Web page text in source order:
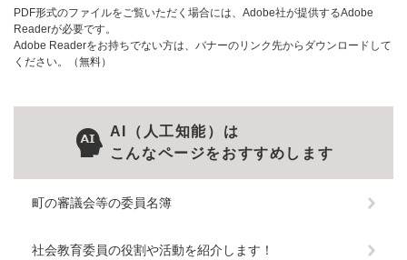
PDF形式のファイルをご覧いただく場合には、Adobe社が提供するAdobe
Readerが必要です。
Adobe Readerをお持ちでない方は、バナーのリンク先からダウンロードして
ください。（無料）
AI（人工知能）は
こんなページをおすすめします
町の審議会等の委員名簿
社会教育委員の役割や活動を紹介します！